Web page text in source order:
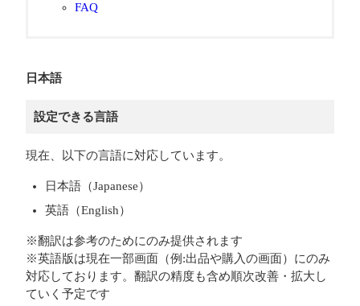
FAQ
日本語
設定できる言語
現在、以下の言語に対応しています。
日本語（Japanese）
英語（English）
※翻訳は参考のためにのみ提供されます
※英語版は現在一部画面（例:出品や購入の画面）にのみ
対応しております。翻訳の精度も含め順次改善・拡大し
ていく予定です